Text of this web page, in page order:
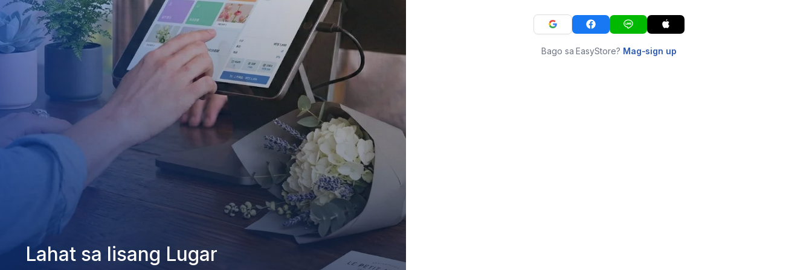
Lahat sa Iisang Lugar
Bago sa EasyStore? Mag-sign up